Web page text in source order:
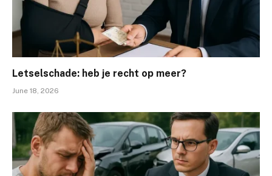
Letselschade: heb je recht op meer?
June 18, 2026